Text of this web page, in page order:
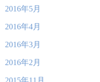
2016年5月
2016年4月
2016年3月
2016年2月
2015年11月